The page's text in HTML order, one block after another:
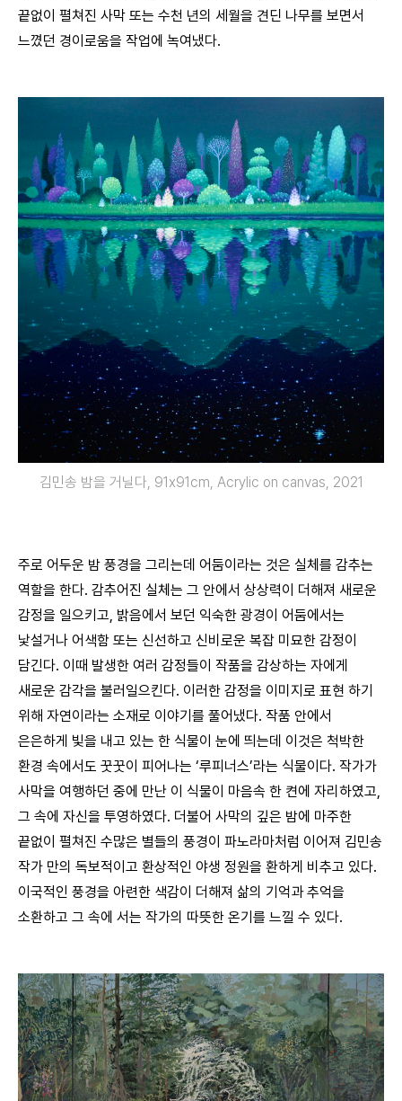
끝없이 펼쳐진 사막 또는 수천 년의 세월을 견딘 나무를 보면서
느꼈던 경이로움을 작업에 녹여냈다.
김민송 밤을 거닐다, 91x91cm, Acrylic on canvas, 2021
주로 어두운 밤 풍경을 그리는데 어둠이라는 것은 실체를 감추는
역할을 한다. 감추어진 실체는 그 안에서 상상력이 더해져 새로운
감정을 일으키고, 밝음에서 보던 익숙한 광경이 어둠에서는
낯설거나 어색함 또는 신선하고 신비로운 복잡 미묘한 감정이
담긴다. 이때 발생한 여러 감정들이 작품을 감상하는 자에게
새로운 감각을 불러일으킨다. 이러한 감정을 이미지로 표현 하기
위해 자연이라는 소재로 이야기를 풀어냈다. 작품 안에서
은은하게 빛을 내고 있는 한 식물이 눈에 띄는데 이것은 척박한
환경 속에서도 꿋꿋이 피어나는 ‘루피너스’라는 식물이다. 작가가
사막을 여행하던 중에 만난 이 식물이 마음속 한 켠에 자리하였고,
그 속에 자신을 투영하였다. 더불어 사막의 깊은 밤에 마주한
끝없이 펼쳐진 수많은 별들의 풍경이 파노라마처럼 이어져 김민송
작가 만의 독보적이고 환상적인 야생 정원을 환하게 비추고 있다.
이국적인 풍경을 아련한 색감이 더해져 삶의 기억과 추억을
소환하고 그 속에 서는 작가의 따뜻한 온기를 느낄 수 있다.